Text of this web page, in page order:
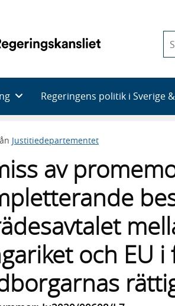
du
en
Regeringens politik i Sverige
Justitiedepartementet
av
och EU i